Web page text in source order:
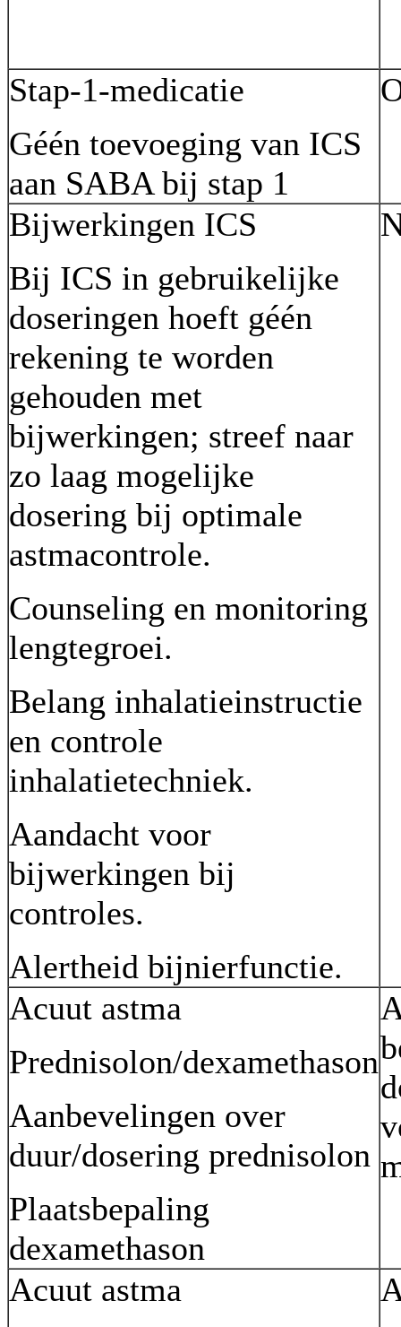
Stap-1-medicatie
Géén toevoeging van ICS
aan SABA bij stap 1
Bijwerkingen ICS
Bij ICS in gebruikelijke
doseringen hoeft géén
rekening te worden
gehouden met
bijwerkingen; streef naar
zo laag mogelijke
dosering bij optimale
astmacontrole.
Counseling en monitoring
lengtegroei.
Belang inhalatieinstructie
en controle
inhalatietechniek.
Aandacht voor
bijwerkingen bij
controles.
Alertheid bijnierfunctie.
Acuut astma
Prednisolon/dexamethason
Aanbevelingen over
duur/dosering prednisolon
Plaatsbepaling
dexamethason
Acuut astma